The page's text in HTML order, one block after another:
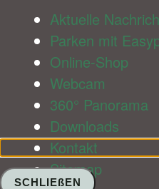
Aktuelle
Parken mit
Online-Shop
Webcam
360° Panorama
Downloads
Kontakt
Sitemap
SCHLIEßEN